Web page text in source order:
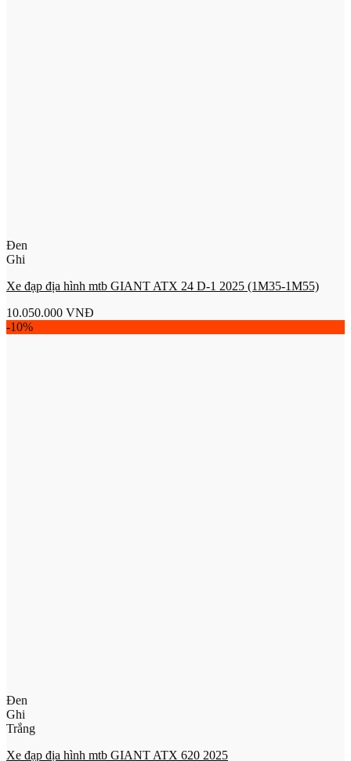
Đen
Ghi
Xe đạp địa hình mtb GIANT ATX 24 D-1 2025 (1M35-1M55)
10.050.000 VNĐ
-10%
Đen
Ghi
Trắng
Xe đạp địa hình mtb GIANT ATX 620 2025